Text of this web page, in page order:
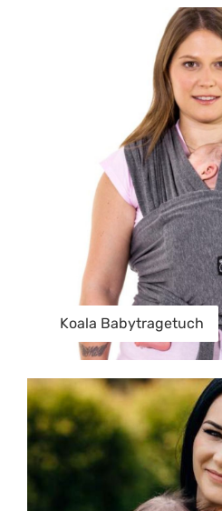
Koala Babytragetuch
LennyWrap Tragetuch